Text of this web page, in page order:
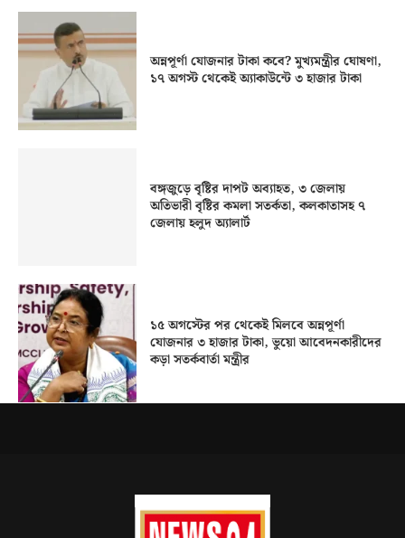
অন্নপূর্ণা যোজনার টাকা কবে? মুখ্যমন্ত্রীর ঘোষণা,
১৭ অগস্ট থেকেই অ্যাকাউন্টে ৩ হাজার টাকা
বঙ্গজুড়ে বৃষ্টির দাপট অব্যাহত, ৩ জেলায়
অতিভারী বৃষ্টির কমলা সতর্কতা, কলকাতাসহ ৭
জেলায় হলুদ অ্যালার্ট
১৫ অগস্টের পর থেকেই মিলবে অন্নপূর্ণা
যোজনার ৩ হাজার টাকা, ভুয়ো আবেদনকারীদের
কড়া সতর্কবার্তা মন্ত্রীর